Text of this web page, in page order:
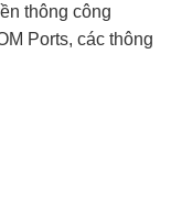
thông công
Ports, các thông